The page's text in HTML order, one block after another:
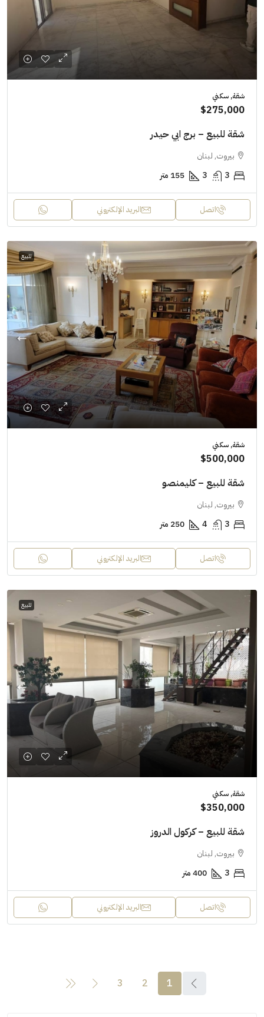
شقة, سكني
$275,000
شقة للبيع – برج ابي حيدر
بيروت, لبنان
3
3 155 متر
اتصل البريد الإلكتروني
للبيع
شقة, سكني
$500,000
شقة للبيع – كليمنصو
بيروت, لبنان
3
4 250 متر
اتصل البريد الإلكتروني
للبيع
شقة, سكني
$350,000
شقة للبيع – كركول الدروز
بيروت, لبنان
3 400 متر
اتصل البريد الإلكتروني
1
2
3